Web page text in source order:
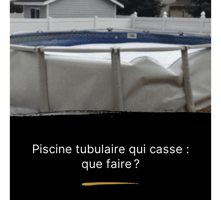
Piscine tubulaire qui casse :
que faire ?